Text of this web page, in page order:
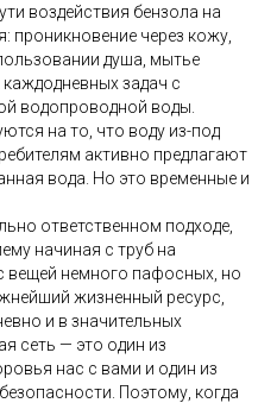
воздействия бензола на
проникновение через кожу,
душа, мытье
задач с
водопроводной воды.
на то, что воду из-под
активно предлагают
вода. Но это временные и
ответственном подходе,
начиная с труб на
вещей немного пафосных, но
жизненный ресурс,
и в значительных
сеть — это один из
нас с вами и один из
Поэтому, когда